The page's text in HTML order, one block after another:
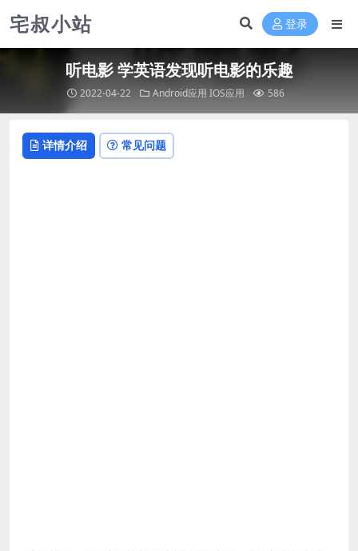
宅叔小站 登录
听电影 学英语发现听电影的乐趣
2022-04-22 Android应用 IOS应用 586
详情介绍 常见问题